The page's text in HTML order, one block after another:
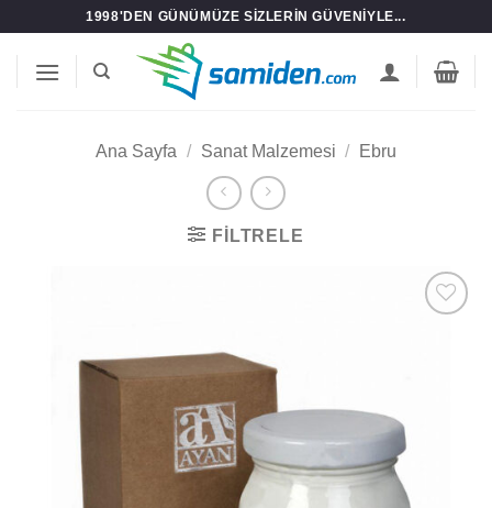
1998'DEN GÜNÜMÜZE SIZLERIN GÜVENIYLE...
Ana Sayfa / Sanat Malzemesi / Ebru
FILTRELE